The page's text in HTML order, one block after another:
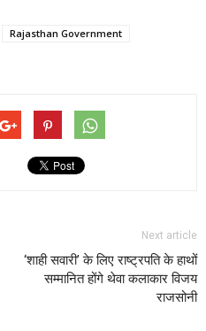
Rajasthan Government
Next article
‘शाही सवारी’ के लिए राष्ट्रपति के हाथों
सम्मानित होंगे थेवा कलाकार विजय
राजसोनी